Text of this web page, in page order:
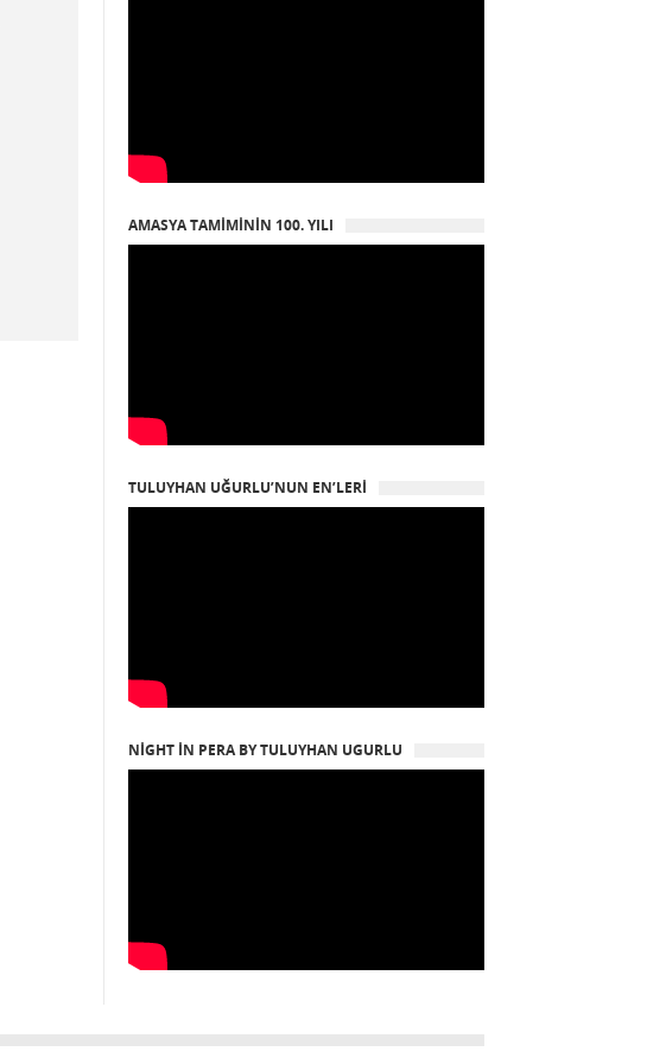
AMASYA TAMIMININ 100. YILI
TULUYHAN UĞURLU’NUN EN’LERI
NIGHT IN PERA BY TULUYHAN UGURLU